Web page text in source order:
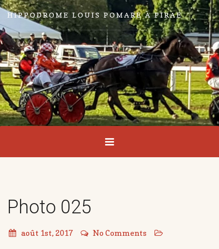
HIPPODROME LOUIS POMARE À PIRAE
Photo 025
août 1st, 2017 No Comments